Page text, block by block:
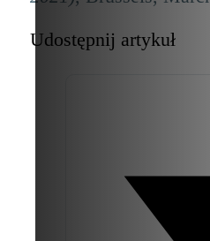
Udostępnij artykuł